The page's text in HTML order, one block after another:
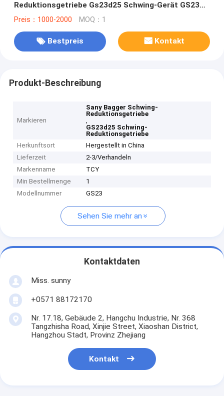
Reduktionsgetriebe Gs23d25 Schwing-Gerät GS23
Schwing-Getriebe
Preis：1000-2000 MOQ：1
Bestpreis Kontakt
Produkt-Beschreibung
Markieren
Sany Bagger Schwing-
Reduktionsgetriebe
,
GS23d25 Schwing-
Reduktionsgetriebe
Herkunftsort
Hergestellt in China
Lieferzeit
2-3/Verhandeln
Markenname
TCY
Min Bestellmenge
1
Modellnummer
GS23
Sehen Sie mehr an
Kontaktdaten
Miss. sunny
+0571 88172170
Nr. 17.18, Gebäude 2, Hangchu Industrie, Nr. 368
Tangzhisha Road, Xinjie Street, Xiaoshan District,
Hangzhou Stadt, Provinz Zhejiang
Kontakt